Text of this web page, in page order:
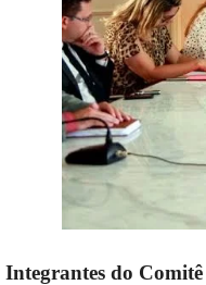
Integrantes do